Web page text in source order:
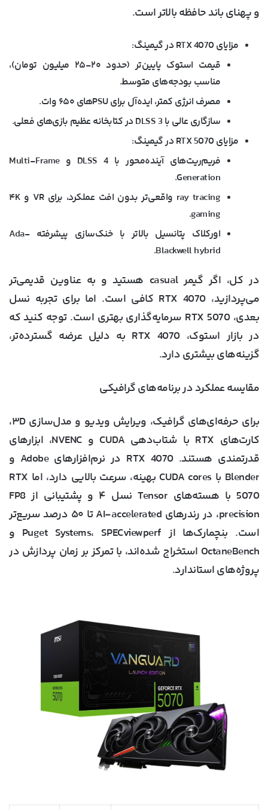
و پهنای باند حافظه بالاتر است.
مزایای RTX 4070 در گیمینگ
:
قیمت استوک پایین‌تر (حدود ۲۰-۲۵ میلیون تومان)،
مناسب بودجه‌های متوسط.
مصرف انرژی کمتر، ایده‌آل برای PSUهای ۶۵۰ وات.
سازگاری عالی با DLSS 3 در کتابخانه عظیم بازی‌های فعلی.
مزایای RTX 5070 در گیمینگ
:
فریم‌ریت‌های آینده‌محور با DLSS 4 و Multi-Frame
Generation.
ray tracing واقعی‌تر بدون افت عملکرد، برای VR و ۴K
gaming.
اورکلاک پتانسیل بالاتر با خنک‌سازی پیشرفته Ada-
Blackwell hybrid.
در کل، اگر گیمر casual هستید و به عناوین قدیمی‌تر
می‌پردازید، RTX 4070 کافی است. اما برای تجربه نسل
بعدی، RTX 5070 سرمایه‌گذاری بهتری است. توجه کنید که
در بازار استوک، RTX 4070 به دلیل عرضه گسترده‌تر،
گزینه‌های بیشتری دارد.
مقایسه عملکرد در برنامه‌های گرافیکی
برای حرفه‌ای‌های گرافیک، ویرایش ویدیو و مدل‌سازی ۳D،
کارت‌های RTX با شتاب‌دهی CUDA و NVENC، ابزارهای
قدرتمندی هستند. RTX 4070 در نرم‌افزارهای Adobe و
Blender با CUDA cores بهینه، سرعت بالایی دارد، اما RTX
5070 با هسته‌های Tensor نسل ۴ و پشتیبانی از FP8
precision، در رندرهای AI-accelerated تا ۵۰ درصد سریع‌تر
است. بنچمارک‌ها از Puget Systems، SPECviewperf و
OctaneBench استخراج شده‌اند، با تمرکز بر زمان پردازش در
پروژه‌های استاندارد.